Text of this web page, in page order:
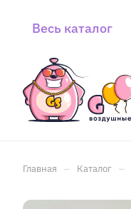
Весь каталог
Главная – Каталог –